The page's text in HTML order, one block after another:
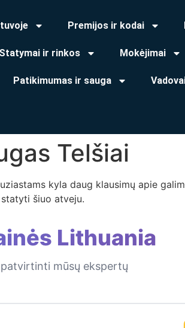
Premijos ir kodai
Statymai ir rinkos Mokėjimai
Patikimumas ir sauga
Telšiai
kyla daug klausimų apie
šiuo atveju.
Lithuania
mūsų ekspertų